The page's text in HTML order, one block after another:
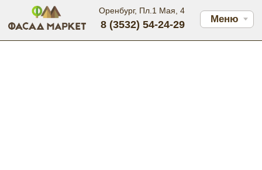
Меню
Оренбург, Пл.1 Мая, 4
8 (3532) 54-24-29